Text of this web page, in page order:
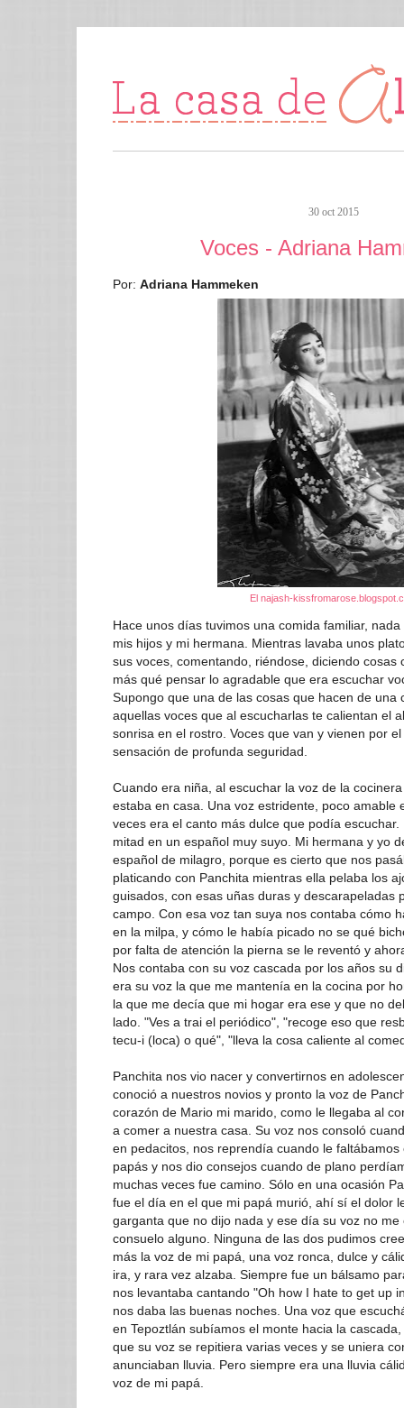
30 oct 2015
Voces - Adriana
Por: Adriana Hammeken
El najash-
Hace unos días tuvimos una comida familiar,
mis hijos y mi hermana. Mientras lavaba unos
sus voces, comentando, riéndose, diciendo cosas
más qué pensar lo agradable que era escuchar
Supongo que una de las cosas que hacen de una
aquellas voces que al escucharlas te calientan el
sonrisa en el rostro. Voces que van y vienen por
sensación de profunda seguridad.
Cuando era niña, al escuchar la voz de la
estaba en casa. Una voz estridente, poco amable
veces era el canto más dulce que podía
mitad en un español muy suyo. Mi hermana y yo
español de milagro, porque es cierto que nos
platicando con Panchita mientras ella pelaba los
guisados, con esas uñas duras y descarapeladas
campo. Con esa voz tan suya nos contaba cómo
en la milpa, y cómo le había picado no se qué
por falta de atención la pierna se le reventó y
Nos contaba con su voz cascada por los años su
era su voz la que me mantenía en la cocina por
la que me decía que mi hogar era ese y que no
lado. "Ves a trai el periódico", "recoge eso que
tecu-i (loca) o qué", "lleva la cosa caliente al
Panchita nos vio nacer y convertirnos en
conoció a nuestros novios y pronto la voz de
corazón de Mario mi marido, como le llegaba al
a comer a nuestra casa. Su voz nos consoló
en pedacitos, nos reprendía cuando le
papás y nos dio consejos cuando de plano
muchas veces fue camino. Sólo en una ocasión
fue el día en el que mi papá murió, ahí sí el dolor
garganta que no dijo nada y ese día su voz no
consuelo alguno. Ninguna de las dos pudimos
más la voz de mi papá, una voz ronca, dulce y
ira, y rara vez alzaba. Siempre fue un bálsamo
nos levantaba cantando "Oh how I hate to get up
nos daba las buenas noches. Una voz que
en Tepoztlán subíamos el monte hacia la
que su voz se repitiera varias veces y se uniera
anunciaban lluvia. Pero siempre era una lluvia
voz de mi papá.